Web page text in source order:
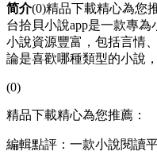
简介(0)精品下載精心為您
台拾貝小說app是一款專
小說資源豐富，包括言情
論是喜歡哪種類型的小說
(0)
精品下載精心為您推薦：
編輯點評：一款小說閱讀